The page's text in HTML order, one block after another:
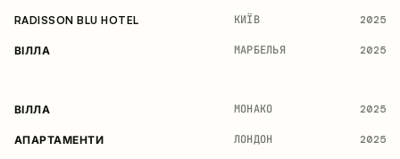
RADISSON BLU HOTEL КИЇВ 2025
ВІЛЛА МАРБЕЛЬЯ 2025
ВІЛЛА МОНАКО 2025
АПАРТАМЕНТИ ЛОНДОН 2025